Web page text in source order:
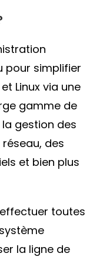
pour simplifier
Linux via une
gamme de
gestion des
des
et bien plus
toutes
la ligne de